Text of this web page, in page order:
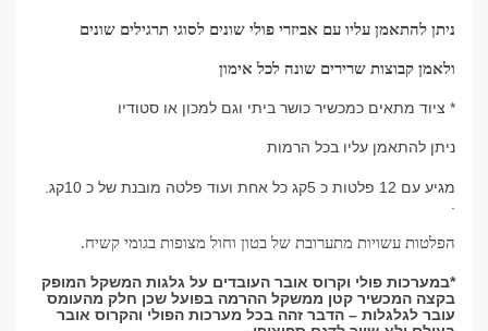
ניתן להתאמן עליו עם אביזרי פולי שונים לסוגי תרגילים שונים
ולאמן קבוצות שרירים שונה לכל אימון
* ציוד מתאים כמכשיר כושר ביתי וגם למכון או סטודיו
ניתן להתאמן עליו בכל הרמות
מגיע עם 12 פלטות כ 5קג כל אחת ועוד פלטה מובנת של כ 10קג.
הפלטות עשויות מתערובת של בטון וחול מצופות בגומי קשיח.
*במערכות פולי וקרוס אובר העובדים על גלגות המשקל המופק
בקצה המכשיר קטן ממשקל ההרמה בפועל שכן חלק מהעומס
עובר לגלגלות – הדבר זהה בכל מערכות הפולי והקרוס אובר